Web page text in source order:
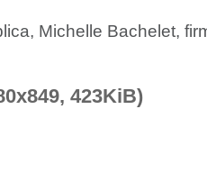
Michelle Bachelet,
423KiB)